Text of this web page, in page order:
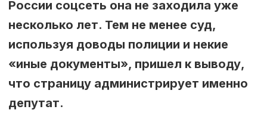
России соцсеть она не заходила уже
несколько лет. Тем не менее суд,
используя доводы полиции и некие
«иные документы», пришел к выводу,
что страницу администрирует именно
депутат.